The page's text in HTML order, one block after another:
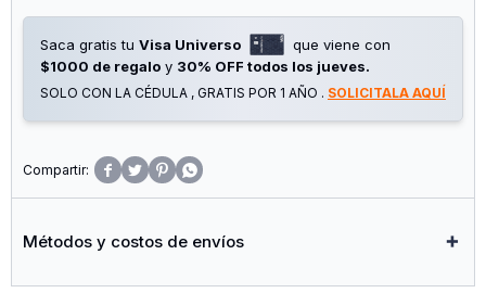
Modelo: SHOT-RAVEN
Tipo: Silla Gamer
Color: Negro
Material: Tejido tecnológico Suave y Resistente, espuma de
Altura Regulable: Sí
y rotación)
Masajeador lumbar: Sí
Base: Polímero reforzado negro mate con estructura de
Saca gratis tu Visa Universo
que viene con
$1000 de regalo y 30% OFF todos los jueves.
SOLO CON LA CÉDULA , GRATIS POR 1 AÑO . SOLICITALA AQUÍ
   
Métodos y costos de envíos